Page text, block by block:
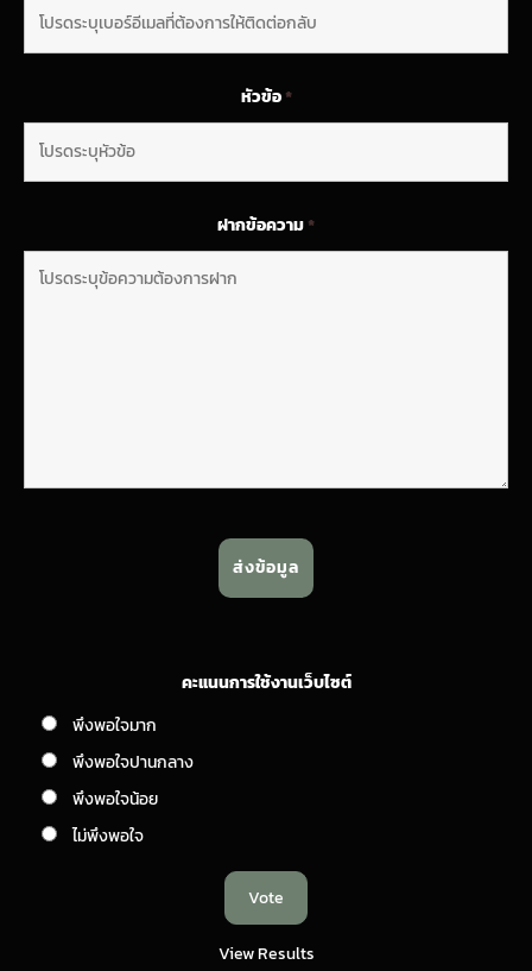
หัวข้อ*
ฝากข้อความ*
คะแนนการใช้งานเว็บไซต์
พึงพอใจมาก
พึงพอใจปานกลาง
พึงพอใจน้อย
ไม่พึงพอใจ
View Results